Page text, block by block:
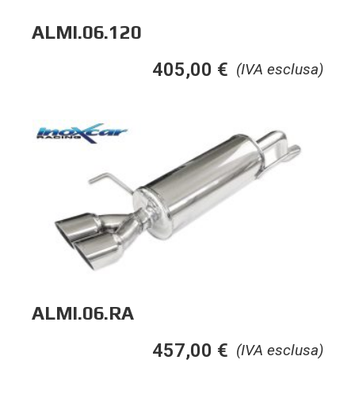
ALMI.06.120
(IVA esclusa)
405,00 €
ALMI.06.RA
(IVA esclusa)
457,00 €